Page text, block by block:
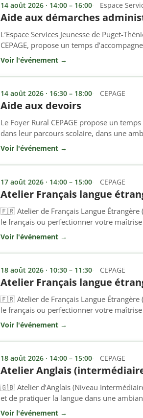
14 août 2026 · 14:00 – 16:00 Espace
Aide aux démarches
L’Espace Services Jeunesse de Puget-
CEPAGE, propose un temps
besoin d’aide dans leurs démarches
administratives, l’accès aux droits
Voir l'événement →
14 août 2026 · 16:30 – 18:00 CEPAGE
Aide aux devoirs
Le Foyer Rural CEPAGE propose un
dans leur parcours scolaire, dans une
chacun. 👉 Tous les mardis et vendredis
Gagner en autonomie ✔ Bénéficier […]
Voir l'événement →
17 août 2026 · 14:00 – 15:00 CEPAGE
Atelier Français langue
🇫🇷 Atelier de Français Langue Étrangère
le français ou perfectionner votre
! Cet atelier s’adresse à toutes les
Voir l'événement →
18 août 2026 · 10:30 – 11:30 CEPAGE
Atelier Français langue
🇫🇷 Atelier de Français Langue Étrangère
le français ou perfectionner votre
! Cet atelier s’adresse à toutes les
Voir l'événement →
18 août 2026 · 14:00 – 15:00 CEPAGE
Atelier Anglais
🇬🇧 Atelier d’Anglais (Niveau
et de pratiquer la langue dans une
hebdomadaire est fait pour vous ! Cet
Voir l'événement →